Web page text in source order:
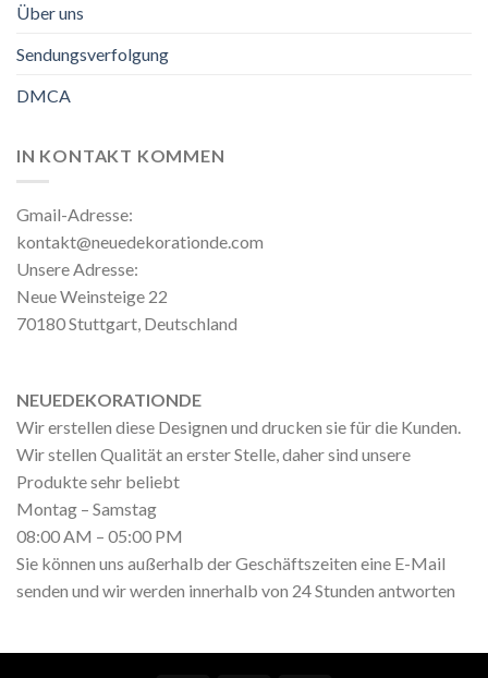
Über uns
Sendungsverfolgung
DMCA
IN KONTAKT KOMMEN
Gmail-Adresse:
kontakt@neuedekorationde.com
Unsere Adresse:
Neue Weinsteige 22
70180 Stuttgart, Deutschland
NEUEDEKORATIONDE
Wir erstellen diese Designen und drucken sie für die Kunden.
Wir stellen Qualität an erster Stelle, daher sind unsere
Produkte sehr beliebt
Montag – Samstag
08:00 AM – 05:00 PM
Sie können uns außerhalb der Geschäftszeiten eine E-Mail
senden und wir werden innerhalb von 24 Stunden antworten